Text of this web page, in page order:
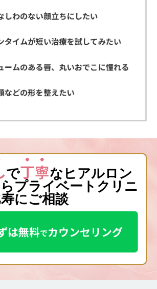
で丁寧なヒアルロン
プライベートクリニ
にご相談